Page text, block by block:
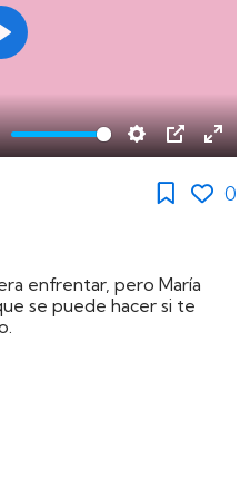
Settings
PIP
Play
0
enfrentar, pero María
se puede hacer si te